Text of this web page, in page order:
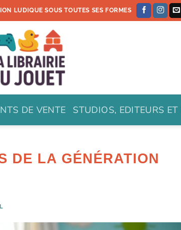
LUDIQUE SOUS TOUTES SES FORMES
DE VENTE STUDIOS, EDITEURS
DE LA GÉNÉRATION